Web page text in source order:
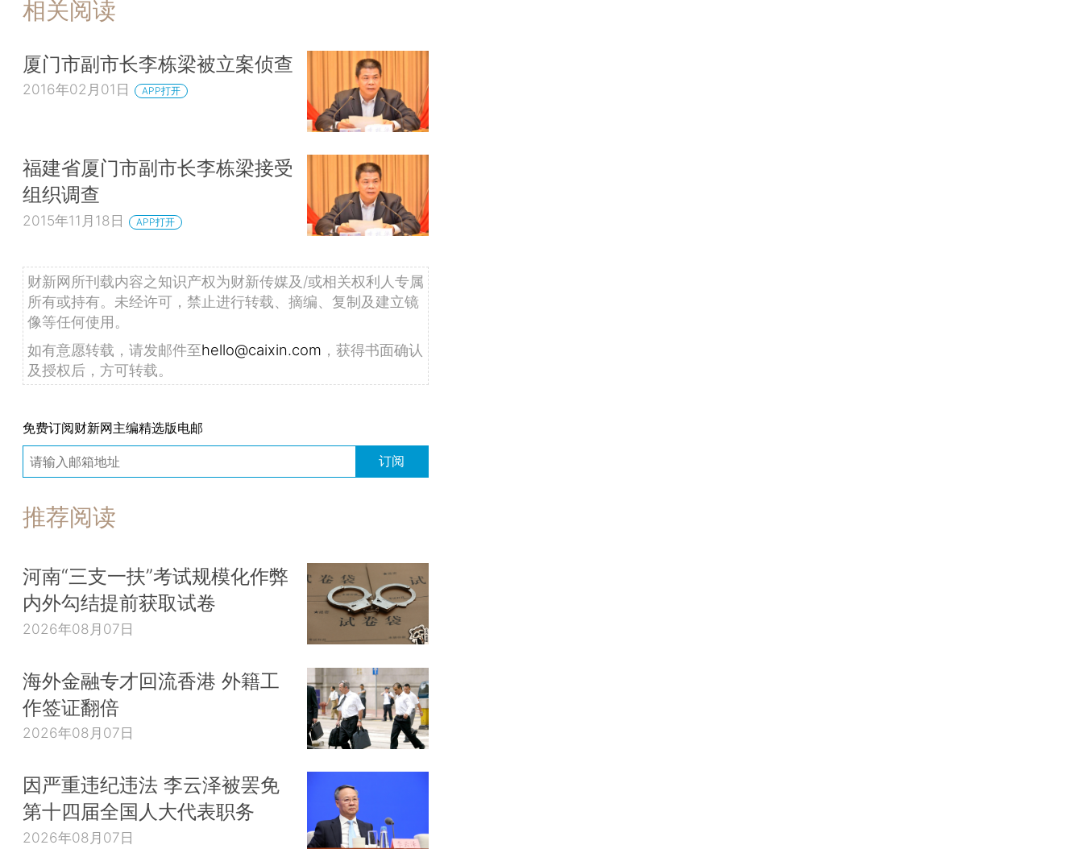
相关阅读
厦门市副市长李栋梁被立案侦查
2016年02月01日 APP打开
福建省厦门市副市长李栋梁接受
组织调查
2015年11月18日 APP打开
财新网所刊载内容之知识产权为财新传媒及/或相关权利人专属
所有或持有。未经许可，禁止进行转载、摘编、复制及建立镜
像等任何使用。
如有意愿转载，请发邮件至hello@caixin.com ，获得书面确认
及授权后，方可转载。
免费订阅财新网主编精选版电邮
订阅
推荐阅读
河南“三支一扶”考试规模化作弊
内外勾结提前获取试卷
2026年08月07日
海外金融专才回流香港 外籍工
作签证翻倍
2026年08月07日
因严重违纪违法 李云泽被罢免
第十四届全国人大代表职务
2026年08月07日